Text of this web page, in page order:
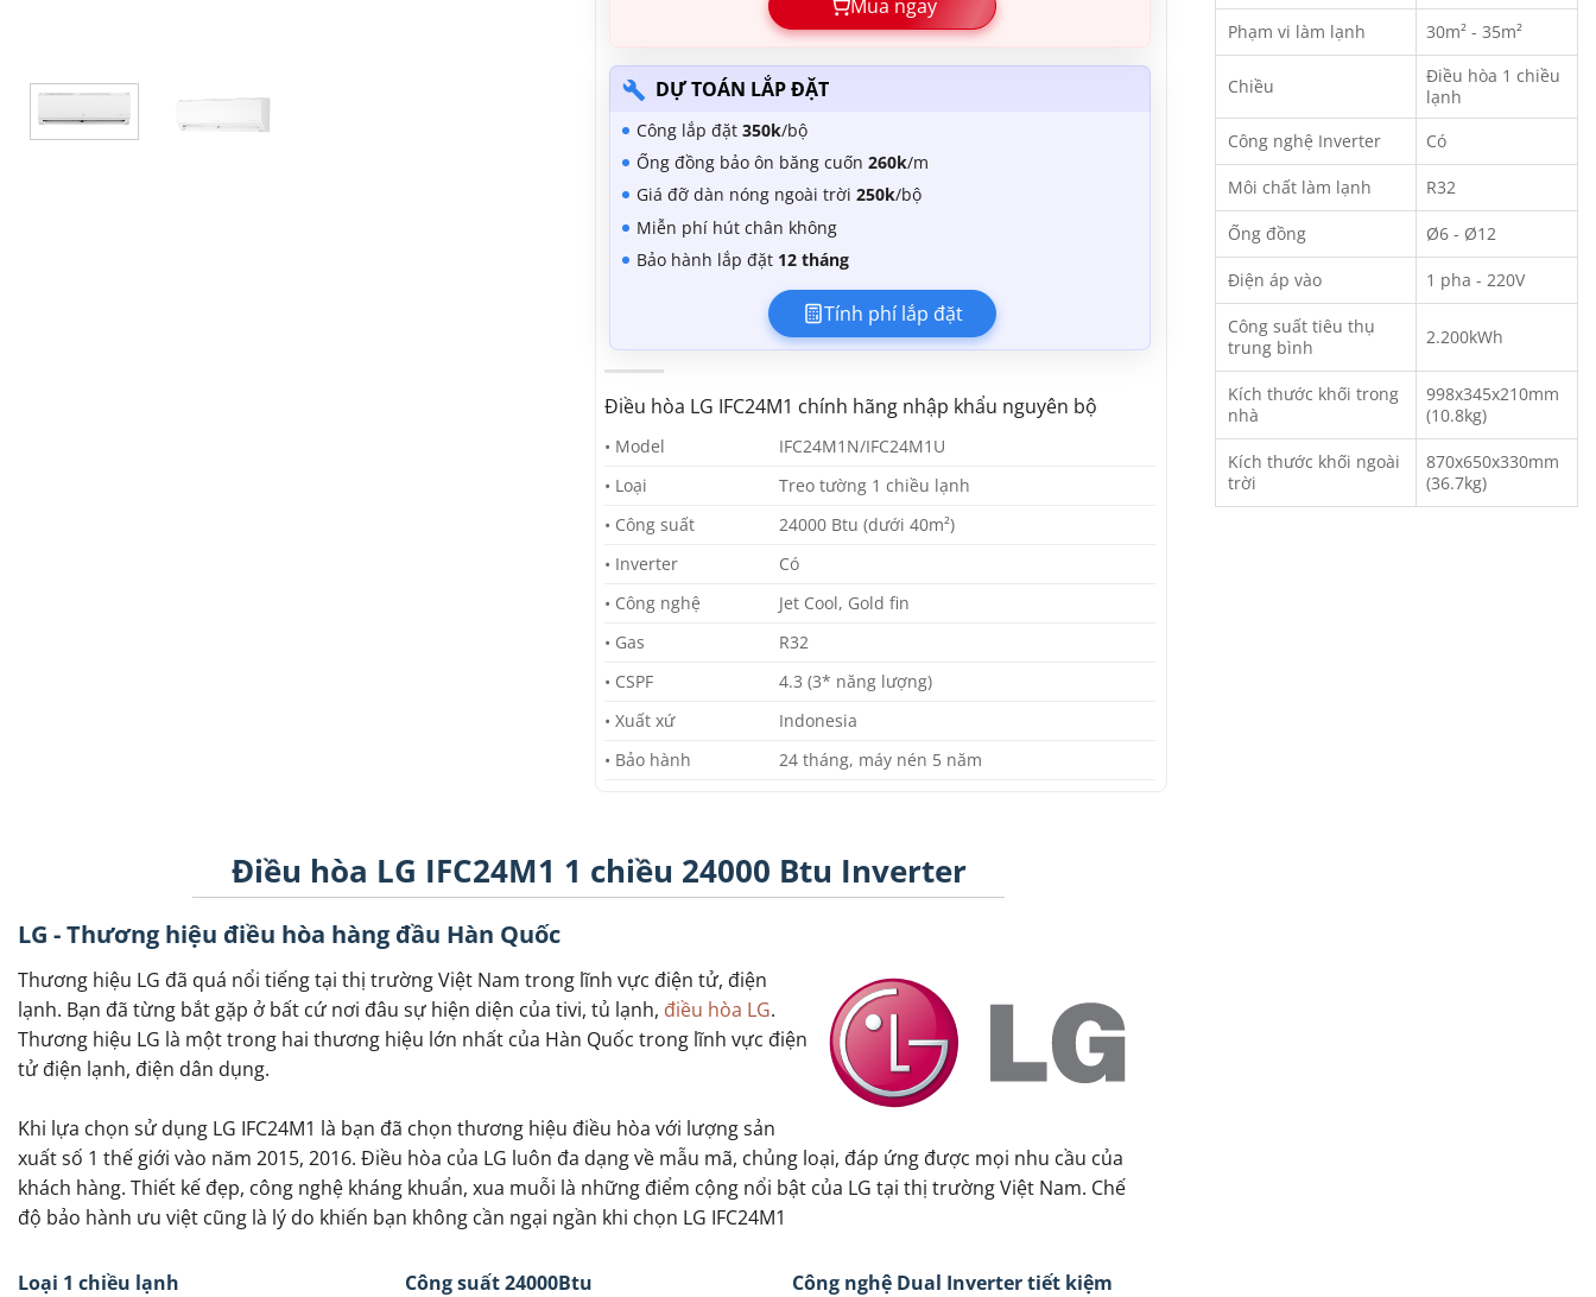
Mua ngay
DỰ TOÁN LẮP ĐẶT
Công lắp đặt350k/bộ
Ống đồng bảo ôn băng cuốn260k/m
Giá đỡ dàn nóng ngoài trời250k/bộ
Miễn phí hút chân không
Bảo hành lắp đặt 12 tháng
Tính phí lắp đặt
Điều hòa LG IFC24M1 chính hãng nhập khẩu nguyên bộ
• Model
IFC24M1N/IFC24M1U
• Loại
Treo tường 1 chiều lạnh
• Công suất
24000 Btu (dưới 40m²)
• Inverter
Có
• Công nghệ
Jet Cool, Gold fin
• Gas
R32
• CSPF
4.3 (3* năng lượng)
• Xuất xứ
Indonesia
• Bảo hành
24 tháng, máy nén 5 năm
Điều hòa LG IFC24M1 1 chiều 24000 Btu Inverter
LG - Thương hiệu điều hòa hàng đầu Hàn Quốc
Thương hiệu LG đã quá nổi tiếng tại thị trường Việt Nam trong lĩnh vực điện tử, điện
lạnh. Bạn đã từng bắt gặp ở bất cứ nơi đâu sự hiện diện của tivi, tủ lạnh, điều hòa LG.
Thương hiệu LG là một trong hai thương hiệu lớn nhất của Hàn Quốc trong lĩnh vực điện
tử điện lạnh, điện dân dụng.
Khi lựa chọn sử dụng LG IFC24M1 là bạn đã chọn thương hiệu điều hòa với lượng sản
xuất số 1 thế giới vào năm 2015, 2016. Điều hòa của LG luôn đa dạng về mẫu mã, chủng loại, đáp ứng được mọi nhu cầu của
khách hàng. Thiết kế đẹp, công nghệ kháng khuẩn, xua muỗi là những điểm cộng nổi bật của LG tại thị trường Việt Nam. Chế
độ bảo hành ưu việt cũng là lý do khiến bạn không cần ngại ngần khi chọn LG IFC24M1
Loại 1 chiều lạnh
Công suất 24000Btu
Công nghệ Dual Inverter tiết kiệm
Phạm vi làm lạnh 30m² - 35m²
Chiều
Điều hòa 1 chiều
lạnh
Công nghệ Inverter
Có
Môi chất làm lạnh R32
Ống đồng Ø6 - Ø12
Điện áp vào 1 pha - 220V
Công suất tiêu thụ
trung bình
2.200kWh
Kích thước khối trong
nhà
998x345x210mm
(10.8kg)
Kích thước khối ngoài
trời
870x650x330mm
(36.7kg)